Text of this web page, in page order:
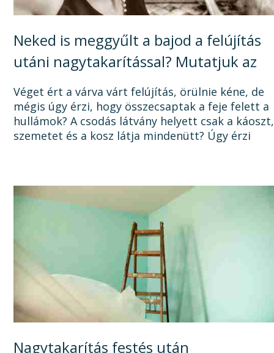
Neked is meggyűlt a bajod a felújítás
utáni nagytakarítással? Mutatjuk az
okát, és a megoldást!
Véget ért a várva várt felújítás, örülnie kéne, de
mégis úgy érzi, hogy összecsaptak a feje felett a
hullámok? A csodás látvány helyett csak a káoszt,
szemetet és a kosz látja mindenütt? Úgy érzi
Nagytakarítás festés után